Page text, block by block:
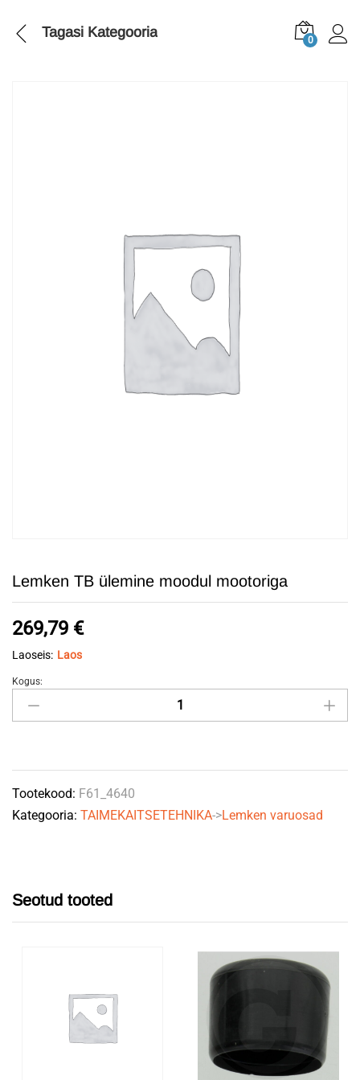
Tagasi Kategooria 0
Lemken TB ülemine moodul mootoriga
269,79 €
Laoseis: Laos
Lemken
mootoriga
quantity
Kogus:
Tootekood: F61_4640
Kategooria: TAIMEKAITSETEHNIKA->Lemken varuosad
Seotud tooted